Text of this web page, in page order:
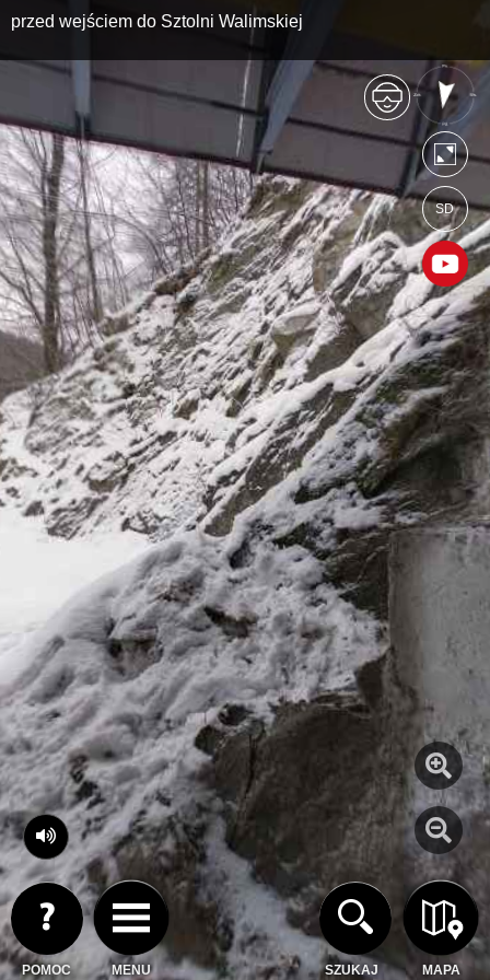
https://sztolnie.wkraj.pl
Mapa serwisu
przed wejściem do Sztolni Walimskiej
MENU MAPA
POMOC
SD
SZUKAJ